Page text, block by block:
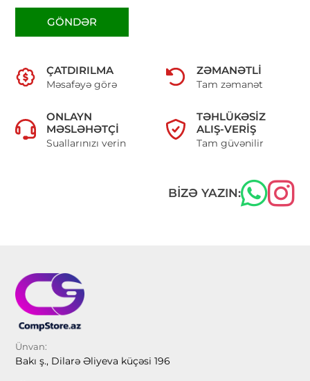
GÖNDƏR
ÇATDIRILMA
Məsafəyə görə
ZƏMANƏTLI
Tam zəmanət
ONLAYN
MƏSLƏHƏTÇI
Suallarınızı verin
TƏHLÜKƏSIZ
ALIŞ-VERIŞ
Tam güvənilir
BIZƏ YAZIN:
Ünvan:
Bakı ş., Dilarə Əliyeva küçəsi 196